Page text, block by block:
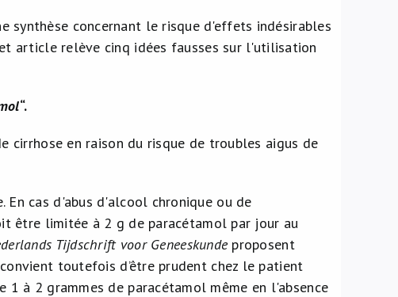
synthèse concernant le risque d'effets indésirables
article relève cinq idées fausses sur l'utilisation
“.
cirrhose en raison du risque de troubles aigus de
cas d'abus d'alcool chronique ou de
être limitée à 2 g de paracétamol par jour au
Tijdschrift voor Geneeskundeproposent
toutefois d’être prudent chez le patient
à 2 grammes de paracétamol même en l'absence